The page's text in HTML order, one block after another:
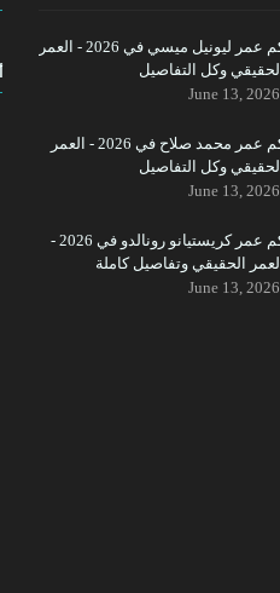
كم عمر ليونيل ميسي في 2026 - العمر
الحقيقي وكل التفاصيل
June 13, 2026
كم عمر محمد صلاح في 2026 - العمر
الحقيقي وكل التفاصيل
June 13, 2026
كم عمر كريستيانو رونالدو في 2026 -
العمر الحقيقي وتفاصيل كاملة
June 13, 2026